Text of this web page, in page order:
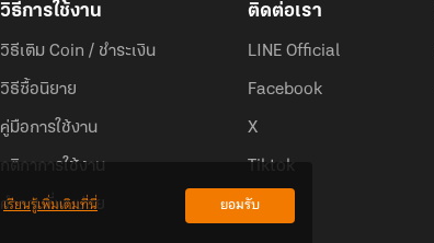
วิธีการใช้งาน
วิธีเติม Coin / ชำระเงิน
วิธีซื้อนิยาย
คู่มือการใช้งาน
กติกาการใช้งาน
คำถามที่พบบ่อย
ติดต่อเรา
LINE Official
Facebook
X
Tiktok
เรียนรู้เพิ่มเติมที่นี่ ยอมรับ